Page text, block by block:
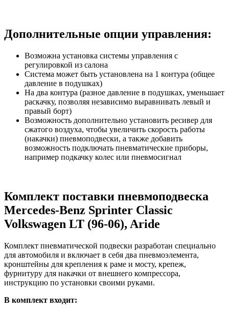
Дополнительные опции управления:
Возможна установка системы управления с
регулировкой из салона
Система может быть установлена на 1 контура (общее
давление в подушках)
На два контура (разное давление в подушках, уменьшает
раскачку, позволяя независимо выравнивать левый и
правый борт)
Возможность дополнительно установить ресивер для
сжатого воздуха, чтобы увеличить скорость работы
(накачки) пневмоподвески, а также добавить
возможность подключать пневматические приборы,
например подкачку колес или пневмосигнал
Комплект поставки пневмоподвеска
Mercedes-Benz Sprinter Classic
Volkswagen LT (96-06), Aride
Комплект пневматической подвески разработан специально
для автомобиля и включает в себя два пневмоэлемента,
кронштейны для крепления к раме и мосту, крепеж,
фурнитуру для накачки от внешнего компрессора,
инструкцию по установки своими руками.
В комплект входит: